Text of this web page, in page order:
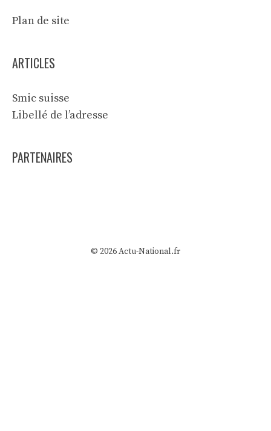
Plan de site
ARTICLES
Smic suisse
Libellé de l’adresse
PARTENAIRES
© 2026 Actu-National.fr